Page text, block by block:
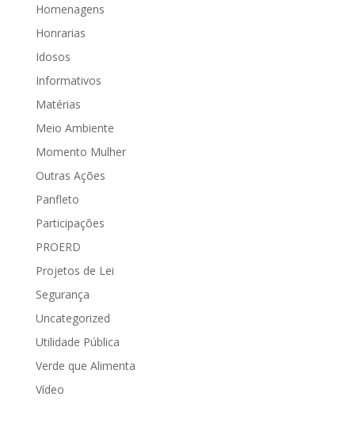
Homenagens
Honrarias
Idosos
Informativos
Matérias
Meio Ambiente
Momento Mulher
Outras Ações
Panfleto
Participações
PROERD
Projetos de Lei
Segurança
Uncategorized
Utilidade Pública
Verde que Alimenta
Vídeo